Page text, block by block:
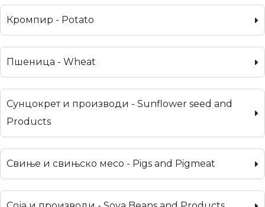
Кромпир - Potato
Пшеница - Wheat
Сунцокрет и производи - Sunflower seed and
Products
Свиње и свињско месо - Pigs and Pigmeat